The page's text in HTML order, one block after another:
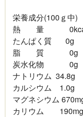
栄養成分(100ｇ中)
熱 量
たんぱく質 0g
脂 質 0g
炭水化物 0g
ナトリウム 34.8g
カルシウム 1.0g
マグネシウム
カリウム 190mg